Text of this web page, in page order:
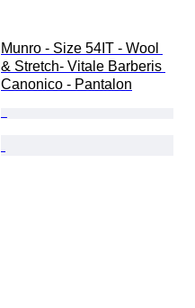
Munro - Size 54IT - Wool
& Stretch- Vitale Barberis
Canonico - Pantalon